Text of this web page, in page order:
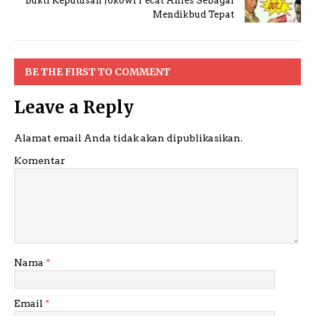
Mendikbud Tepat
BE THE FIRST TO COMMENT
Leave a Reply
Alamat email Anda tidak akan dipublikasikan.
Komentar
Nama *
Email *